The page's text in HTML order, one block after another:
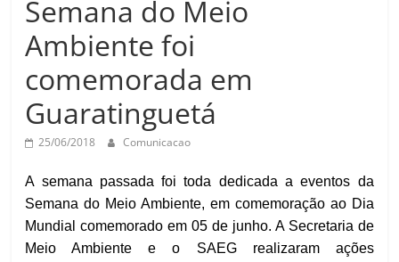
Prefeitura
Estância
Turística
Guaratinguetá
Semana do Meio
Ambiente foi
comemorada em
Guaratinguetá
25/06/2018 Comunicacao
A semana passada foi toda dedicada a eventos da
Semana do Meio Ambiente, em comemoração ao Dia
Mundial comemorado em 05 de junho. A Secretaria de
Meio Ambiente e o SAEG realizaram ações